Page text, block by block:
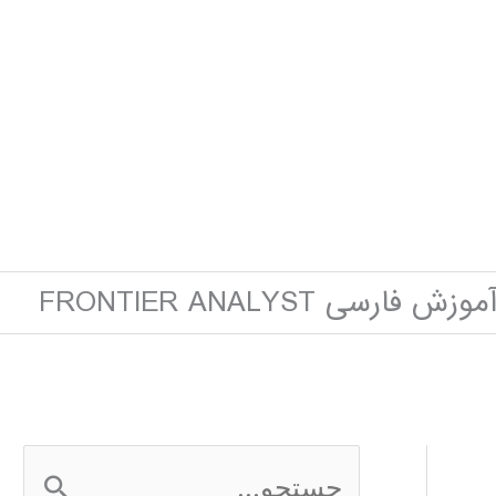
آموزش فارسی FRONTIER ANALYST